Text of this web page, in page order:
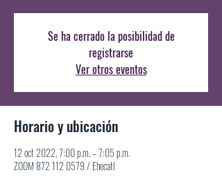
Se ha cerrado la posibilidad de
registrarse
Ver otros eventos
Horario y ubicación
12 oct 2022, 7:00 p.m. – 7:05 p.m.
ZOOM 872 112 0579 / Ehecatl